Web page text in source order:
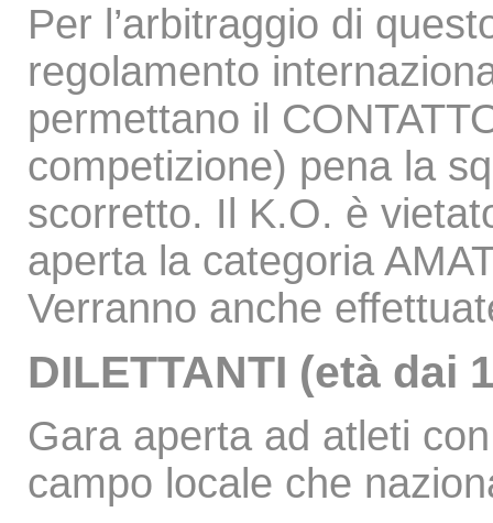
Per l’arbitraggio di
regolamento
permettano il
competizione) pena la
scorretto. Il K.O. è
aperta la categoria
Verranno anche
DILETTANTI (età dai
Gara aperta ad atleti
campo locale che